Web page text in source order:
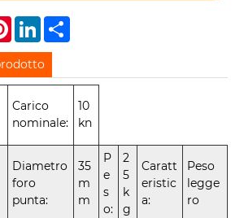
PinterestLinkedIn
Carico
nominale:
10
kn
Diametro
foro
punta:
35
m
m
P
e
s
o:
2
5
k
g
Caratt
eristic
a:
Peso
legge
ro